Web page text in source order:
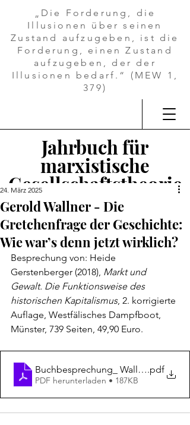
Jahrbuch für
marxistische
Gesellschaftstheorie
„Die Forderung, die
Illusionen über seinen
Zustand aufzugeben, ist die
Forderung, einen Zustand
aufzugeben, der der
Illusionen bedarf.“ (MEW 1,
379)
Gerold Wallner - Die
Gretchenfrage der Geschichte:
Wie war’s denn jetzt wirklich?
24. März 2025
Besprechung von: Heide
Gerstenberger (2018), Markt und
Gewalt. Die Funktionsweise des
historischen Kapitalismus, 2. korrigierte
Auflage, Westfälisches Dampfboot,
Münster, 739 Seiten, 49,90 Euro.
Buchbesprechung_ .pdf
PDF herunterladen • 187KB